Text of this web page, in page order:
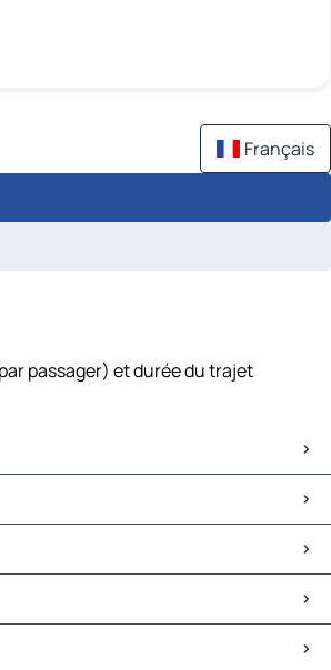
Français
passager) et durée du trajet